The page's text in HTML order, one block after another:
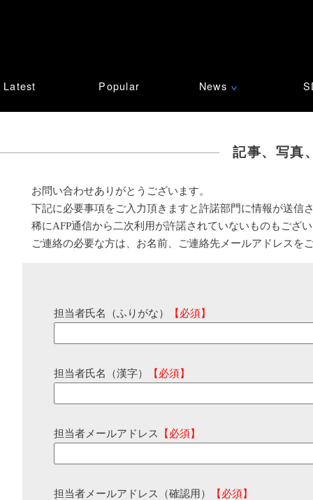
Latest Popular News ∨
記事、写真
お問い合わせありがとうございます。
下記に必要事項をご入力頂きますと許諾部門に情報が送信
稀にAFP通信から二次利用が許諾されていないものもござ
ご連絡の必要な方は、お名前、ご連絡先メールアドレスを
担当者氏名（ふりがな） 【必須】
担当者氏名（漢字） 【必須】
担当者メールアドレス 【必須】
担当者メールアドレス（確認用） 【必須】